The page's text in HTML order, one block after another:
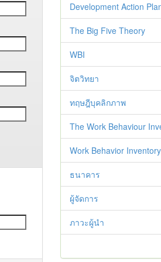
Development Action
The Big Five Theory
WBI
จิตวิทยา
ทฤษฎีบุคลิกภาพ
The Work Behaviour
Work Behavior Inventory
ธนาคาร
ผู้จัดการ
ภาวะผู้นำ